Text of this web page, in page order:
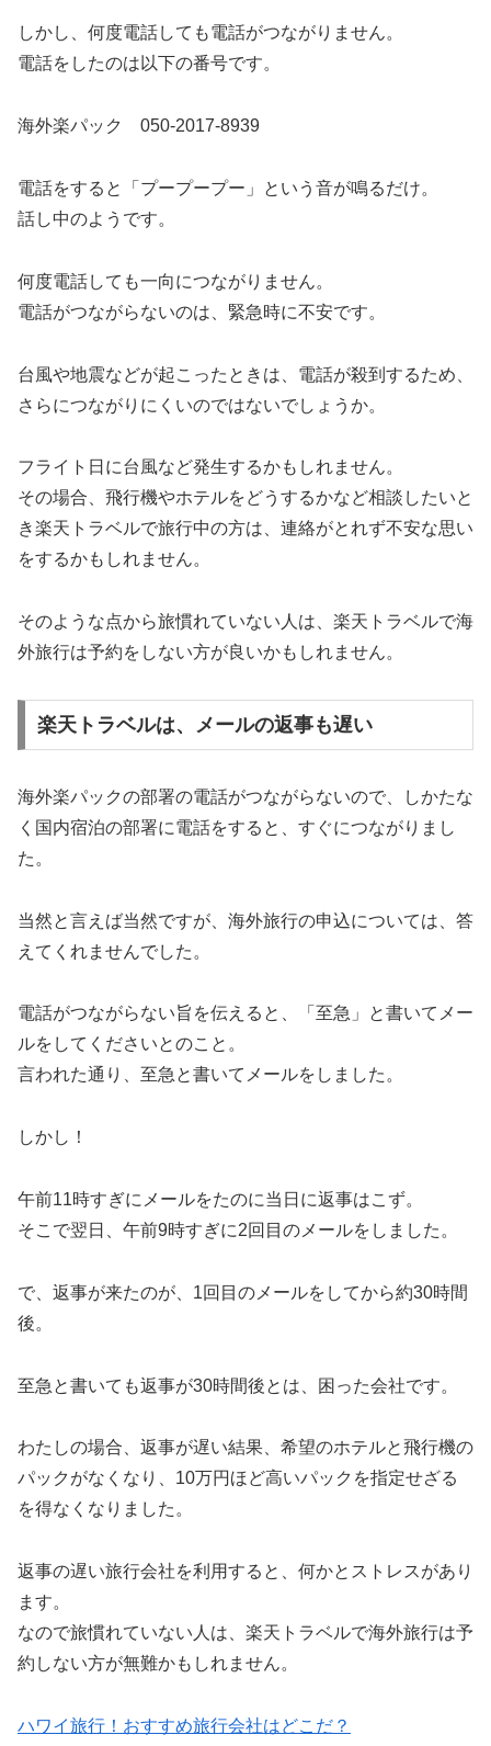
しかし、何度電話しても電話がつながりません。
電話をしたのは以下の番号です。
海外楽パック 050-2017-8939
電話をすると「プープープー」という音が鳴るだけ。
話し中のようです。
何度電話しても一向につながりません。
電話がつながらないのは、緊急時に不安です。
台風や地震などが起こったときは、電話が殺到するため、
さらにつながりにくいのではないでしょうか。
フライト日に台風など発生するかもしれません。
その場合、飛行機やホテルをどうするかなど相談したいと
き楽天トラベルで旅行中の方は、連絡がとれず不安な思い
をするかもしれません。
そのような点から旅慣れていない人は、楽天トラベルで海
外旅行は予約をしない方が良いかもしれません。
楽天トラベルは、メールの返事も遅い
海外楽パックの部署の電話がつながらないので、しかたな
く国内宿泊の部署に電話をすると、すぐにつながりまし
た。
当然と言えば当然ですが、海外旅行の申込については、答
えてくれませんでした。
電話がつながらない旨を伝えると、「至急」と書いてメー
ルをしてくださいとのこと。
言われた通り、至急と書いてメールをしました。
しかし！
午前11時すぎにメールをたのに当日に返事はこず。
そこで翌日、午前9時すぎに2回目のメールをしました。
で、返事が来たのが、1回目のメールをしてから約30時間
後。
至急と書いても返事が30時間後とは、困った会社です。
わたしの場合、返事が遅い結果、希望のホテルと飛行機の
パックがなくなり、10万円ほど高いパックを指定せざる
を得なくなりました。
返事の遅い旅行会社を利用すると、何かとストレスがあり
ます。
なので旅慣れていない人は、楽天トラベルで海外旅行は予
約しない方が無難かもしれません。
ハワイ旅行！おすすめ旅行会社はどこだ？